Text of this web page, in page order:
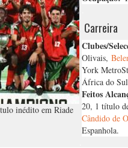
inédito em Riade
Carreira
Clubes/
Olivais,
York
África do
Feitos
20, 1 título
Cândido de
Espanhola.